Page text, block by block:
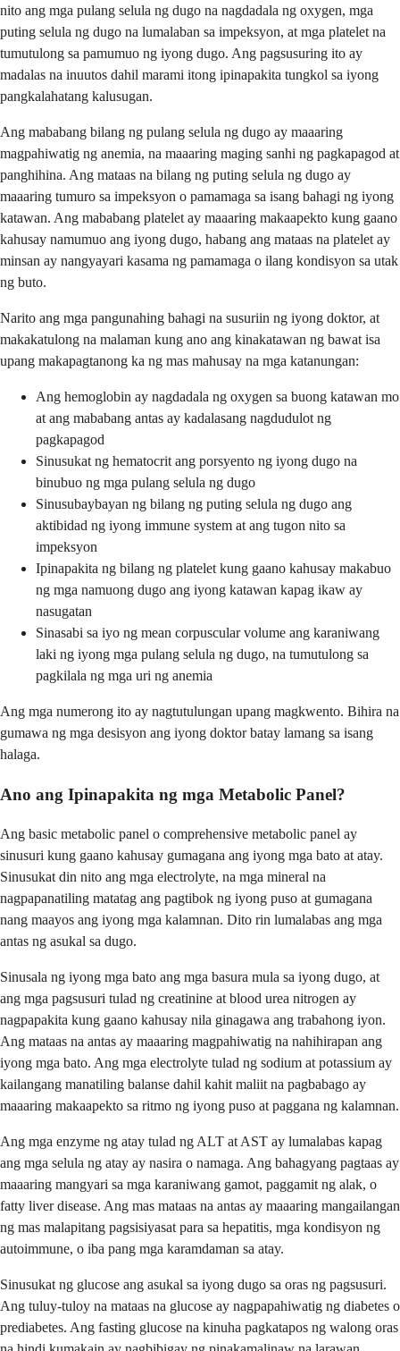
nito ang mga pulang selula ng dugo na nagdadala ng oxygen, mga
puting selula ng dugo na lumalaban sa impeksyon, at mga platelet na
tumutulong sa pamumuo ng iyong dugo. Ang pagsusuring ito ay
madalas na inuutos dahil marami itong ipinapakita tungkol sa iyong
pangkalahatang kalusugan.
Ang mababang bilang ng pulang selula ng dugo ay maaaring
magpahiwatig ng anemia, na maaaring maging sanhi ng pagkapagod at
panghihina. Ang mataas na bilang ng puting selula ng dugo ay
maaaring tumuro sa impeksyon o pamamaga sa isang bahagi ng iyong
katawan. Ang mababang platelet ay maaaring makaapekto kung gaano
kahusay namumuo ang iyong dugo, habang ang mataas na platelet ay
minsan ay nangyayari kasama ng pamamaga o ilang kondisyon sa utak
ng buto.
Narito ang mga pangunahing bahagi na susuriin ng iyong doktor, at
makakatulong na malaman kung ano ang kinakatawan ng bawat isa
upang makapagtanong ka ng mas mahusay na mga katanungan:
Ang hemoglobin ay nagdadala ng oxygen sa buong katawan mo
at ang mababang antas ay kadalasang nagdudulot ng
pagkapagod
Sinusukat ng hematocrit ang porsyento ng iyong dugo na
binubuo ng mga pulang selula ng dugo
Sinusubaybayan ng bilang ng puting selula ng dugo ang
aktibidad ng iyong immune system at ang tugon nito sa
impeksyon
Ipinapakita ng bilang ng platelet kung gaano kahusay makabuo
ng mga namuong dugo ang iyong katawan kapag ikaw ay
nasugatan
Sinasabi sa iyo ng mean corpuscular volume ang karaniwang
laki ng iyong mga pulang selula ng dugo, na tumutulong sa
pagkilala ng mga uri ng anemia
Ang mga numerong ito ay nagtutulungan upang magkwento. Bihira na
gumawa ng mga desisyon ang iyong doktor batay lamang sa isang
halaga.
Ano ang Ipinapakita ng mga Metabolic Panel?
Ang basic metabolic panel o comprehensive metabolic panel ay
sinusuri kung gaano kahusay gumagana ang iyong mga bato at atay.
Sinusukat din nito ang mga electrolyte, na mga mineral na
nagpapanatiling matatag ang pagtibok ng iyong puso at gumagana
nang maayos ang iyong mga kalamnan. Dito rin lumalabas ang mga
antas ng asukal sa dugo.
Sinusala ng iyong mga bato ang mga basura mula sa iyong dugo, at
ang mga pagsusuri tulad ng creatinine at blood urea nitrogen ay
nagpapakita kung gaano kahusay nila ginagawa ang trabahong iyon.
Ang mataas na antas ay maaaring magpahiwatig na nahihirapan ang
iyong mga bato. Ang mga electrolyte tulad ng sodium at potassium ay
kailangang manatiling balanse dahil kahit maliit na pagbabago ay
maaaring makaapekto sa ritmo ng iyong puso at paggana ng kalamnan.
Ang mga enzyme ng atay tulad ng ALT at AST ay lumalabas kapag
ang mga selula ng atay ay nasira o namaga. Ang bahagyang pagtaas ay
maaaring mangyari sa mga karaniwang gamot, paggamit ng alak, o
fatty liver disease. Ang mas mataas na antas ay maaaring mangailangan
ng mas malapitang pagsisiyasat para sa hepatitis, mga kondisyon ng
autoimmune, o iba pang mga karamdaman sa atay.
Sinusukat ng glucose ang asukal sa iyong dugo sa oras ng pagsusuri.
Ang tuluy-tuloy na mataas na glucose ay nagpapahiwatig ng diabetes o
prediabetes. Ang fasting glucose na kinuha pagkatapos ng walong oras